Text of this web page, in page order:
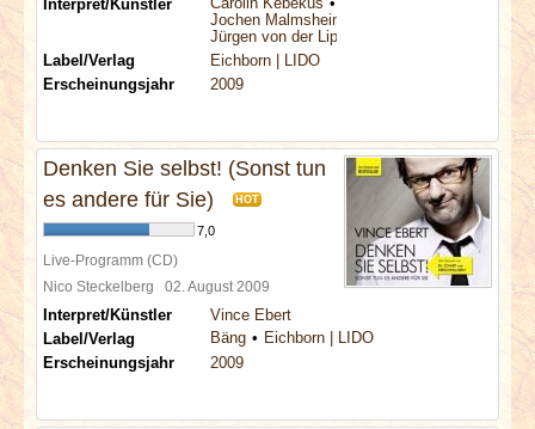
Interpret/Künstler
Jochen Malmsheimer
Jürgen von der Lippe
Label/Verlag
Eichborn | LIDO
Erscheinungsjahr
2009
Denken Sie selbst! (Sonst tun
es andere für Sie)
HOT
7,0
Live-Programm (CD)
Nico Steckelberg 02. August 2009
Interpret/Künstler
Vince Ebert
Label/Verlag
Bäng
Eichborn | LIDO
Erscheinungsjahr
2009